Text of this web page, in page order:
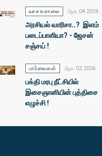
வாசகசாலை ஆக 04 2026
அரசியல் வாரிசா..? இளம்
படைப்பாளியா? - ஜேசன்
சஞ்சய் !
பார்வைகள் ஆக 02 2026
பக்தி மரபு நீட்சியில்
இசைஞானியின் புத்திசை
எழுச்சி !